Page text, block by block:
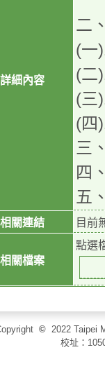
詳細內容
二
(一
(二
(三
(四
三
四
五
相關連結 目前
相關檔案
點選
© 2022 Taipei
校址：